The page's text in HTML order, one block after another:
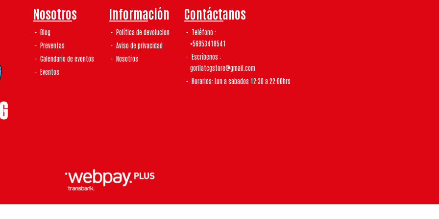
Nosotros
Blog
Preventas
Calendario de eventos
Eventos
Información
Política de devolucion
Aviso de privacidad
Nosotros
Contáctanos
Teléfono
+56953418541
Escríbenos
gorilatcgstore@gmail.com
Horarios: Lun a sabados 12:30 a 22:00hrs